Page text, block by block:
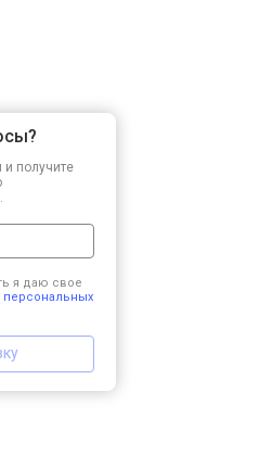
получите
я даю свое
персональных